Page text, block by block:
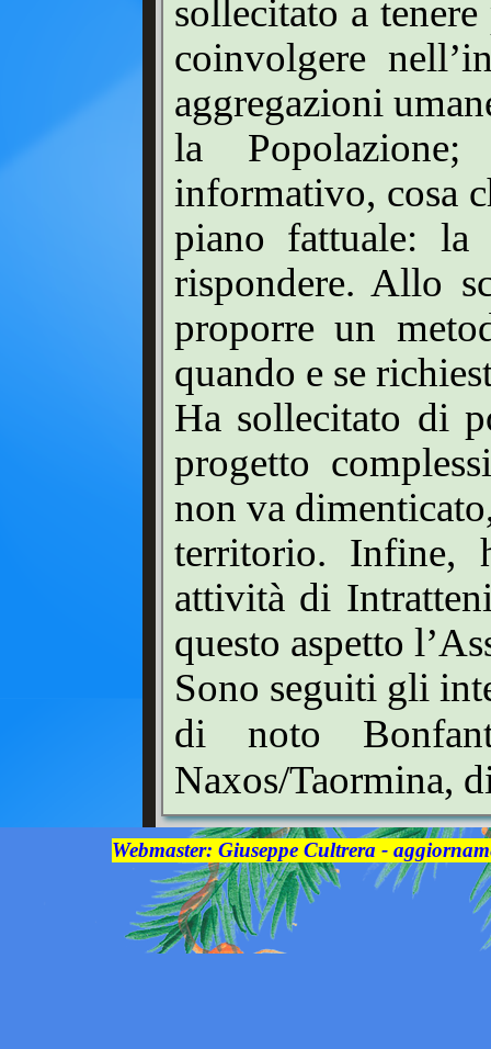
sollecitato a
coinvolgere
aggregazioni
la
informativo, cosa
piano fattuale: la
rispondere. Allo
proporre un
quando e se
Ha sollecitato di
progetto
non va
territorio. Infine,
attività di
questo aspetto
Sono seguiti gli
di noto
Naxos/Taormina,
Webmaster: Giuseppe Cultrera -